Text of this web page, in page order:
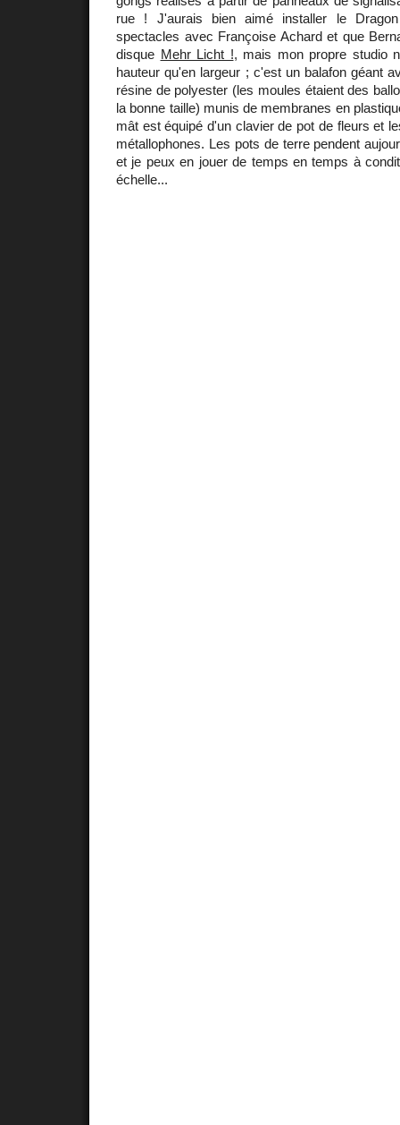
rue ! J'aurais bien aimé installer le
spectacles avec Françoise Achard et que
disque Mehr Licht !, mais mon propre studio
hauteur qu'en largeur ; c'est un balafon géant
résine de polyester (les moules étaient des
la bonne taille) munis de membranes en
mât est équipé d'un clavier de pot de fleurs et
métallophones. Les pots de terre pendent
et je peux en jouer de temps en temps à
échelle...